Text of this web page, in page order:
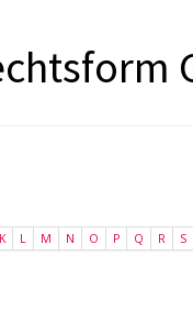
K L M N O P Q R S